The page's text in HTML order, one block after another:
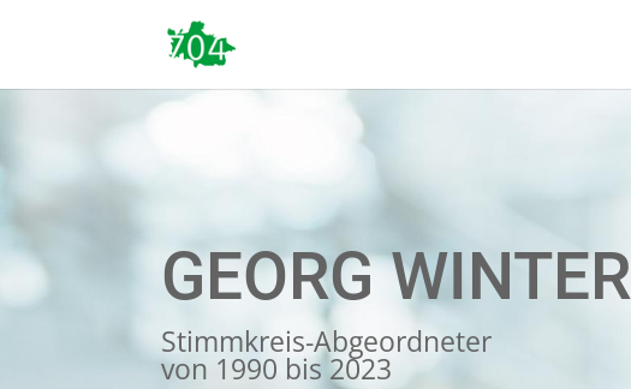
GEORG WINTER
Stimmkreis-Abgeordneter
von 1990 bis 2023